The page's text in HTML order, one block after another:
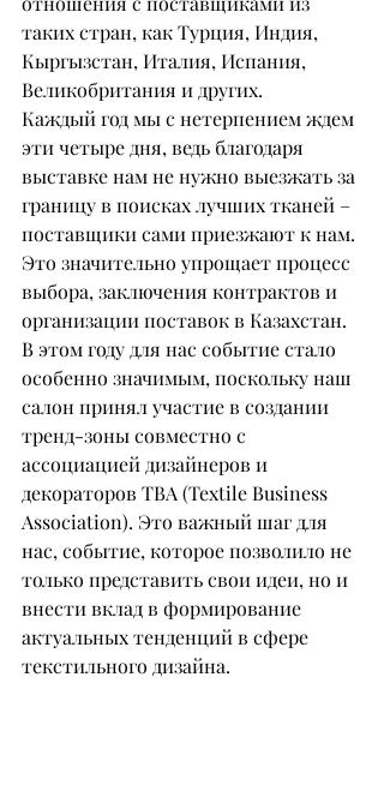
таких стран, как Турция, Индия,
Кыргызстан, Италия, Испания,
Великобритания и других.
Каждый год мы с нетерпением ждем
эти четыре дня, ведь благодаря
выставке нам не нужно выезжать за
границу в поисках лучших тканей –
поставщики сами приезжают к нам.
Это значительно упрощает процесс
выбора, заключения контрактов и
организации поставок в Казахстан.
В этом году для нас событие стало
особенно значимым, поскольку наш
салон принял участие в создании
тренд-зоны совместно с
ассоциацией дизайнеров и
декораторов TBA (Textile Business
Association). Это важный шаг для
нас, событие, которое позволило не
только представить свои идеи, но и
внести вклад в формирование
актуальных тенденций в сфере
текстильного дизайна.